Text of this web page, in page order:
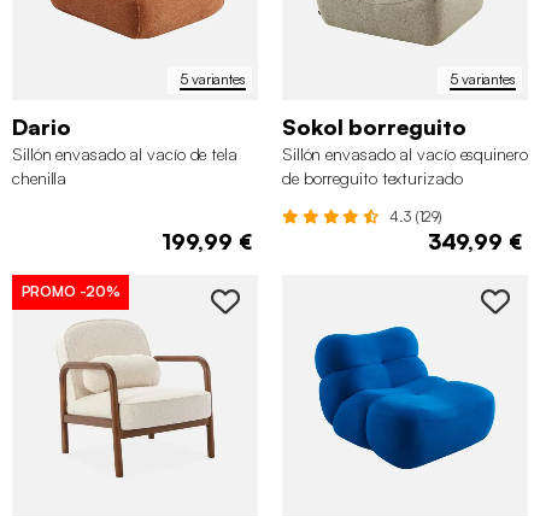
5 variantes
Dario
Sillón envasado al vacío de tela
chenilla
199,99 €
5 variantes
Sokol borreguito
Sillón envasado al vacío esquinero
de borreguito texturizado
4.3 (129)
349,99 €
PROMO -20%